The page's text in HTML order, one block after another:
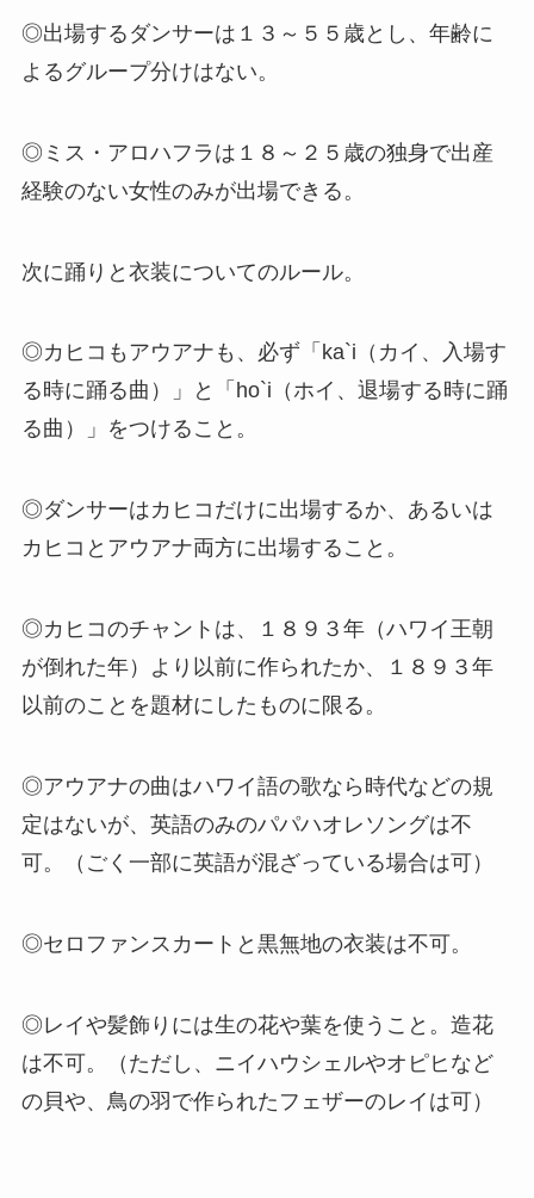
◎出場するダンサーは１３～５５歳とし、年齢に
よるグループ分けはない。
◎ミス・アロハフラは１８～２５歳の独身で出産
経験のない女性のみが出場できる。
次に踊りと衣装についてのルール。
◎カヒコもアウアナも、必ず「ka`i（カイ、入場す
る時に踊る曲）」と「ho`i（ホイ、退場する時に踊
る曲）」をつけること。
◎ダンサーはカヒコだけに出場するか、あるいは
カヒコとアウアナ両方に出場すること。
◎カヒコのチャントは、１８９３年（ハワイ王朝
が倒れた年）より以前に作られたか、１８９３年
以前のことを題材にしたものに限る。
◎アウアナの曲はハワイ語の歌なら時代などの規
定はないが、英語のみのパパハオレソングは不
可。（ごく一部に英語が混ざっている場合は可）
◎セロファンスカートと黒無地の衣装は不可。
◎レイや髪飾りには生の花や葉を使うこと。造花
は不可。（ただし、ニイハウシェルやオピヒなど
の貝や、鳥の羽で作られたフェザーのレイは可）